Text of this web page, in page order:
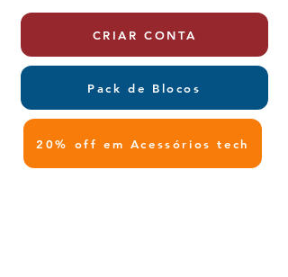
CRIAR CONTA
Pack de Blocos
20% off em Acessórios tech